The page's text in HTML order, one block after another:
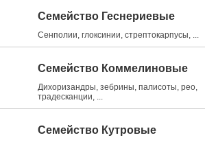
Семейство Геснериевые
Сенполии, глоксинии, стрептокарпусы, ...
Семейство Коммелиновые
Дихоризандры, зебрины, палисоты, рео,
традесканции, ...
Семейство Кутровые